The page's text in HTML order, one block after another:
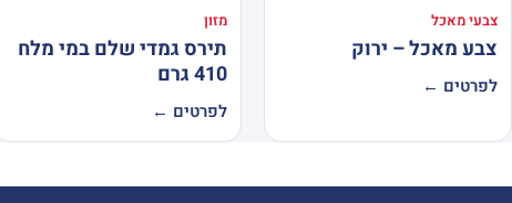
צבעי מאכל
צבע מאכל – ירוק
לפרטים ←
מזון
תירס גמדי שלם במי מלח
410 גרם
לפרטים ←